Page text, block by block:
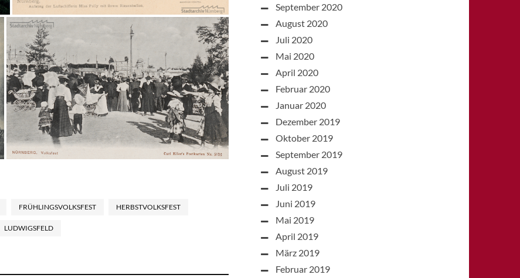
FRÜHLINGSVOLKSFEST HERBSTVOLKSFEST
LUDWIGSFELD
September 2020
August 2020
Juli 2020
Mai 2020
April 2020
Februar 2020
Januar 2020
Dezember 2019
Oktober 2019
September 2019
August 2019
Juli 2019
Juni 2019
Mai 2019
April 2019
März 2019
Februar 2019